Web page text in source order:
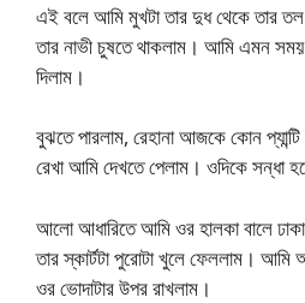
এই বলে আমি মুখটা তার দুধ থেকে তার
তার নাভী চুষতে থাকলাম। আমি এমন সময়
দিলাম।
বুঝতে পারলাম, রেহানা আজকে কোন
রেখা আমি দেখতে পেলাম। ওদিকে সন্ধা
আলো আধারিতে আমি ওর হালকা বালে
তার স্কার্টটা পুরোটা খুলে ফেললাম। আমি
ওর ভোদাটার উপর রাখলাম।